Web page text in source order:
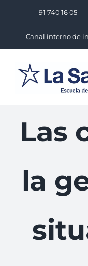
91 740 16 05
Canal interno de
Las
la